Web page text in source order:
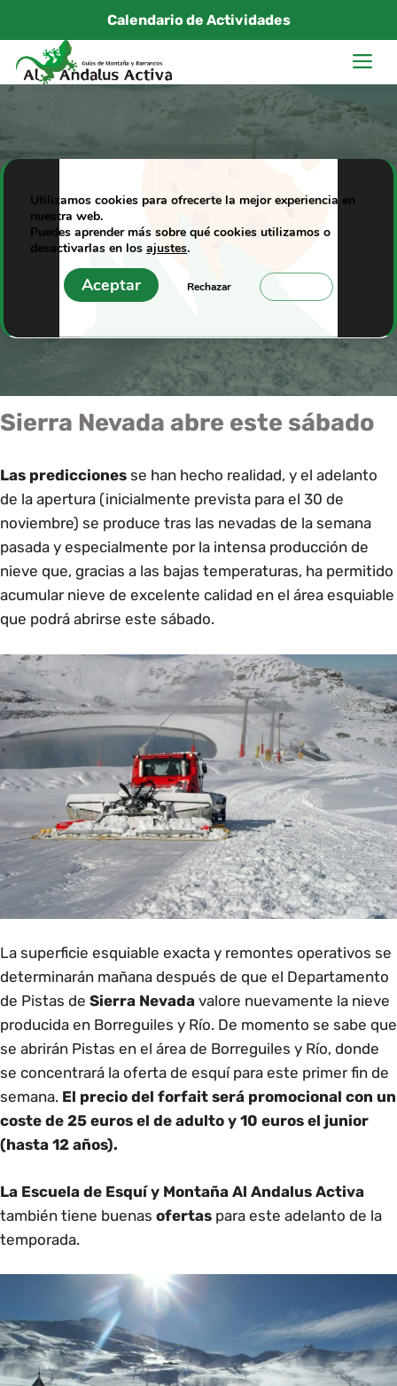
contenido
Calendario de Actividades
Sierra Nevada abre
este sábado
20/11/2013 Al Andalus Activa
Sierra Nevada abre este sábado
Las predicciones se han hecho realidad, y el adelanto
de la apertura (inicialmente prevista para el 30 de
noviembre) se produce tras las nevadas de la semana
pasada y especialmente por la intensa producción de
nieve que, gracias a las bajas temperaturas, ha permitido
acumular nieve de excelente calidad en el área esquiable
que podrá abrirse este sábado.
La superficie esquiable exacta y remontes operativos se
determinarán mañana después de que el Departamento
de Pistas de Sierra Nevada valore nuevamente la nieve
producida en Borreguiles y Río. De momento se sabe que
se abrirán Pistas en el área de Borreguiles y Río, donde
se concentrará la oferta de esquí para este primer fin de
semana. El precio del forfait será promocional con un
coste de 25 euros el de adulto y 10 euros el junior
(hasta 12 años).
La Escuela de Esquí y Montaña Al Andalus Activa
también tiene buenas ofertas para este adelanto de la
temporada.
Utilizamos cookies para ofrecerte la mejor experiencia en
nuestra web.
Puedes aprender más sobre qué cookies utilizamos o
desactivarlas en los ajustes.
Aceptar Rechazar